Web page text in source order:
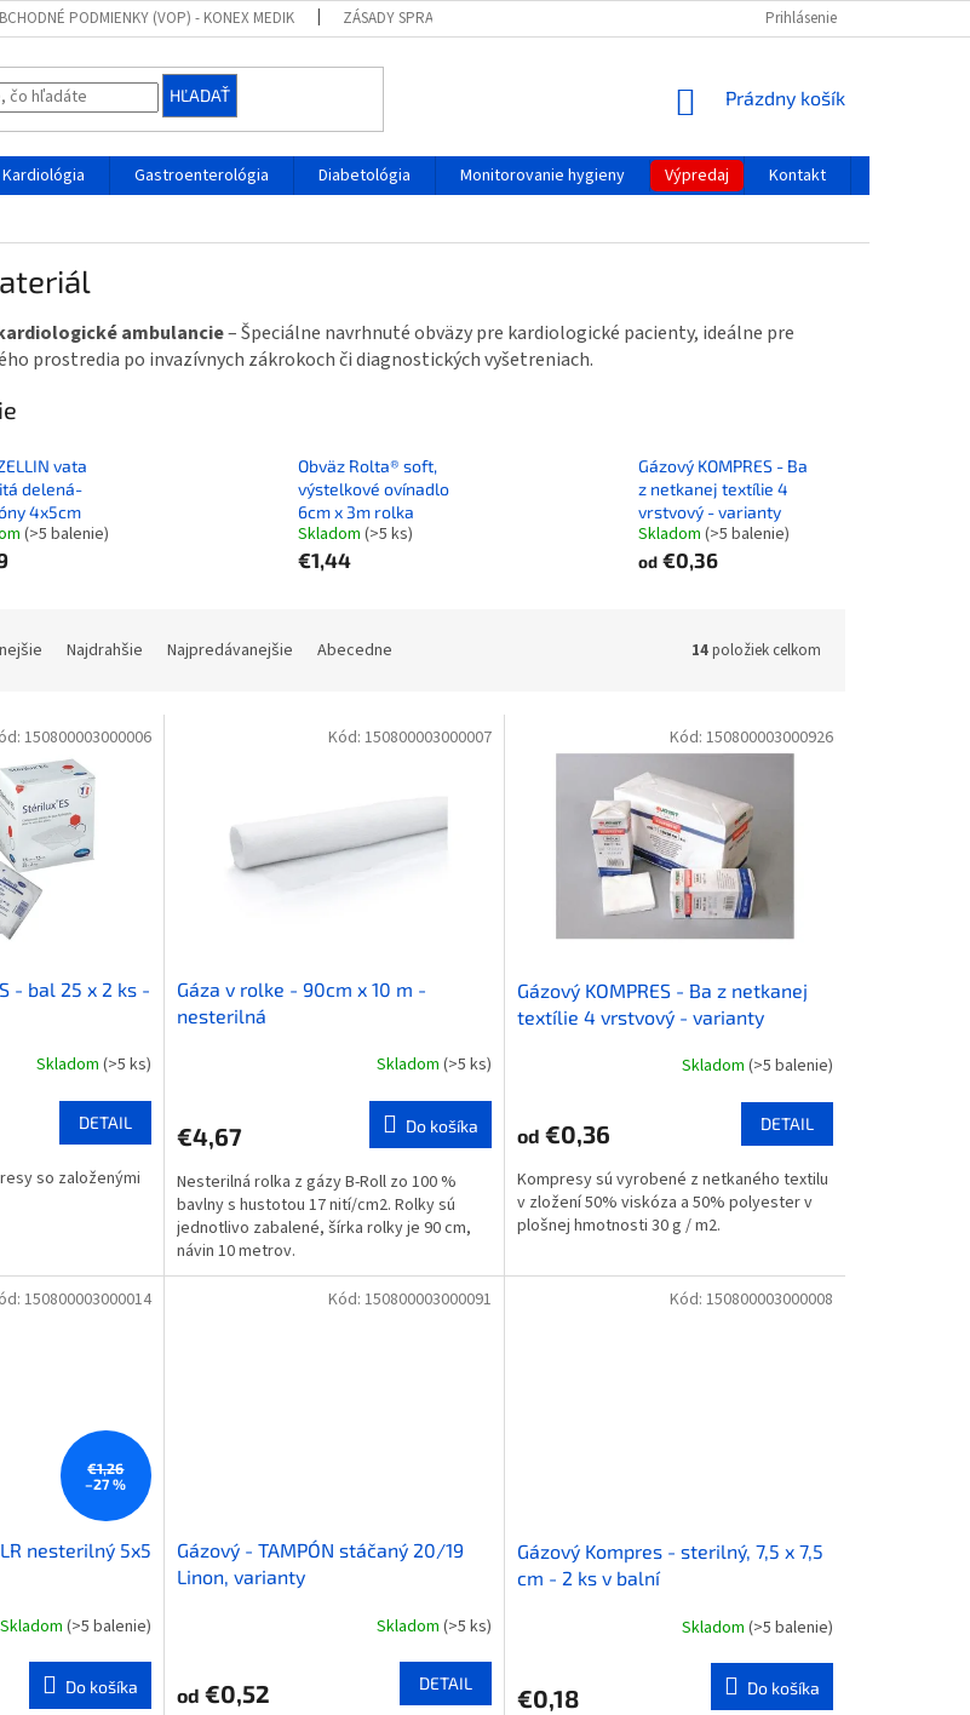
PODMIENKY (VOP) - KONEX MEDIK ZÁSADY SPRACOVANIA A OCHRANY OSOBNÝCH ÚDAJOV REKLAMAČNÝ PORIADOK
Prihlásenie
HĽADAŤ
NÁKUPNÝ
Prázdny košík
Kardiológia Gastroenterológia Diabetológia Monitorovanie hygieny Výpredaj Kontakt
ambulancie– Špeciálne navrhnuté obväzy pre kardiologické pacienty, ideálne pre
prostredia po invazívnych zákrokoch či diagnostických vyšetreniach.
vata
delená-
4x5cm
(>5 balenie)
Obväz Rolta® soft,
výstelkové ovínadlo
6cm x 3m rolka
Skladom (>5 ks)
€1,44
Gázový KOMPRES - Ba
z netkanej textílie 4
vrstvový - varianty
Skladom (>5 balenie)
od€0,36
Najdrahšie Najpredávanejšie Abecedne 14položiek celkom
- bal 25 x 2 ks -
Skladom (>5 ks)
DETAIL
so založenými
150800003000006
Gáza v rolke - 90cm x 10 m -
nesterilná
Skladom (>5 ks)
€4,67 Do košíka
Nesterilná rolka z gázy B-Roll zo 100 %
bavlny s hustotou 17 nití/cm2. Rolky sú
jednotlivo zabalené, šírka rolky je 90 cm,
návin 10 metrov.
Kód: 150800003000007
Gázový KOMPRES - Ba z netkanej
textílie 4 vrstvový - varianty
Skladom (>5 balenie)
od €0,36 DETAIL
Kompresy sú vyrobené z netkaného textilu
v zložení 50% viskóza a 50% polyester v
plošnej hmotnosti 30 g / m2.
Kód: 150800003000926
€1,26
–27 %
nesterilný 5x5
Skladom (>5 balenie)
Do košíka
150800003000014
Gázový - TAMPÓN stáčaný 20/19
Linon, varianty
Skladom (>5 ks)
od €0,52 DETAIL
Kód: 150800003000091
Gázový Kompres - sterilný, 7,5 x 7,5
cm - 2 ks v balní
Skladom (>5 balenie)
€0,18 Do košíka
Kód: 150800003000008